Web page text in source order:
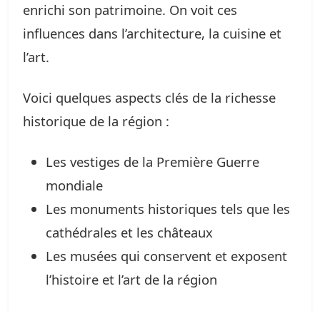
enrichi son patrimoine. On voit ces
influences dans l’architecture, la cuisine et
l’art.
Voici quelques aspects clés de la richesse
historique de la région :
Les vestiges de la Première Guerre
mondiale
Les monuments historiques tels que les
cathédrales et les châteaux
Les musées qui conservent et exposent
l’histoire et l’art de la région